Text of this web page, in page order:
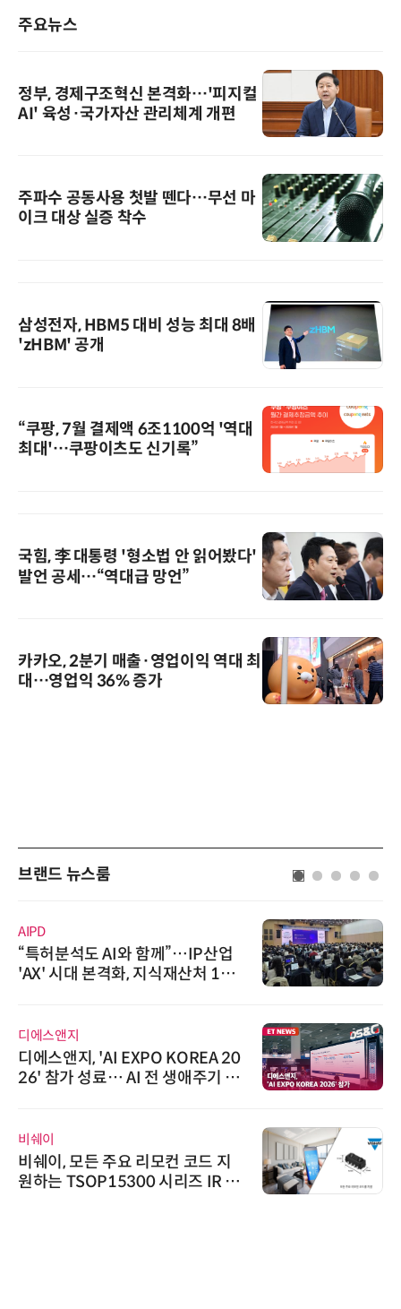
주요뉴스
정부, 경제구조혁신 본격화…'피지컬
AI' 육성·국가자산 관리체계 개편
주파수 공동사용 첫발 뗀다…무선 마
이크 대상 실증 착수
삼성전자, HBM5 대비 성능 최대 8배
'zHBM' 공개
“쿠팡, 7월 결제액 6조1100억 '역대
최대'…쿠팡이츠도 신기록”
국힘, 李 대통령 '형소법 안 읽어봤다'
발언 공세…“역대급 망언”
카카오, 2분기 매출·영업이익 역대 최
대…영업익 36% 증가
브랜드 뉴스룸
AIPD
“특허분석도 AI와 함께”…IP산업
'AX' 시대 본격화, 지식재산처 1호
디에스앤지
디에스앤지, 'AI EXPO KOREA 20
26' 참가 성료… AI 전 생애주기 아
비쉐이
비쉐이, 모든 주요 리모컨 코드 지
원하는 TSOP15300 시리즈 IR 수